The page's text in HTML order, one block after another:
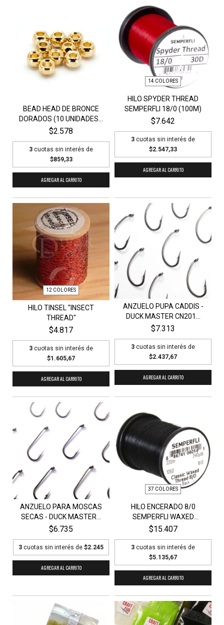
BEAD HEAD DE BRONCE
DORADOS (10 UNIDADES...
$2.578
3 cuotas sin interés de
$859,33
AGREGAR AL CARRITO
14 COLORES
HILO SPYDER THREAD
SEMPERFLI 18/0 (100M)
$7.642
3 cuotas sin interés de
$2.547,33
AGREGAR AL CARRITO
12 COLORES
HILO TINSEL "INSECT
THREAD"
$4.817
3 cuotas sin interés de
$1.605,67
AGREGAR AL CARRITO
ANZUELO PUPA CADDIS -
DUCK MASTER CN201...
$7.313
3 cuotas sin interés de
$2.437,67
AGREGAR AL CARRITO
ANZUELO PARA MOSCAS
SECAS - DUCK MASTER...
$6.735
3 cuotas sin interés de $2.245
AGREGAR AL CARRITO
37 COLORES
HILO ENCERADO 8/0
SEMPERFLI WAXED
THREAD...
$15.407
3 cuotas sin interés de
$5.135,67
AGREGAR AL CARRITO